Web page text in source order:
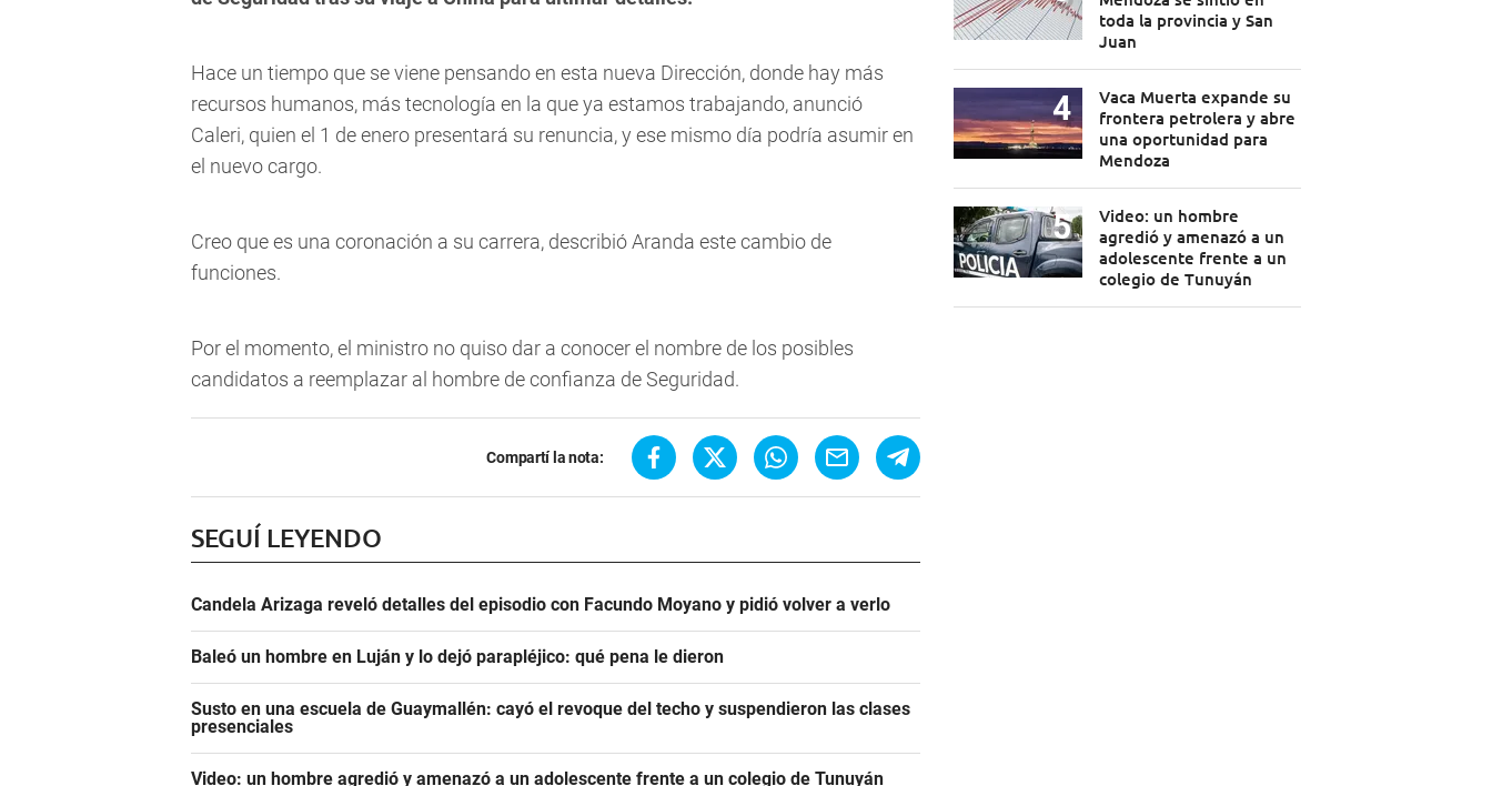
Hace un tiempo que se viene pensando en esta nueva Dirección, donde hay más
recursos humanos, más tecnología en la que ya estamos trabajando, anunció
Caleri, quien el 1 de enero presentará su renuncia, y ese mismo día podría asumir en
el nuevo cargo.
Creo que es una coronación a su carrera, describió Aranda este cambio de
funciones.
Por el momento, el ministro no quiso dar a conocer el nombre de los posibles
candidatos a reemplazar al hombre de confianza de Seguridad.
Compartí la nota:
SEGUÍ LEYENDO
Candela Arizaga reveló detalles del episodio con Facundo Moyano y pidió volver a verlo
Baleó un hombre en Luján y lo dejó parapléjico: qué pena le dieron
Susto en una escuela de Guaymallén: cayó el revoque del techo y suspendieron las clases
presenciales
Video: un hombre agredió y amenazó a un adolescente frente a un colegio de Tunuyán
toda la provincia y San
Juan
Vaca Muerta expande su
frontera petrolera y abre
una oportunidad para
Mendoza
Video: un hombre
agredió y amenazó a un
adolescente frente a un
colegio de Tunuyán